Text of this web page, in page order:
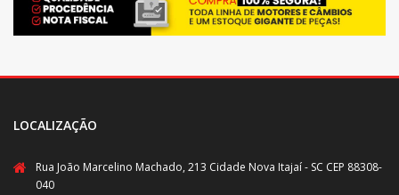
LOCALIZAÇÃO
Rua João Marcelino Machado, 213 Cidade Nova Itajaí - SC CEP 88308-
040